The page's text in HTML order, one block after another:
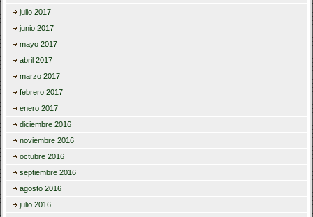
julio 2017
junio 2017
mayo 2017
abril 2017
marzo 2017
febrero 2017
enero 2017
diciembre 2016
noviembre 2016
octubre 2016
septiembre 2016
agosto 2016
julio 2016